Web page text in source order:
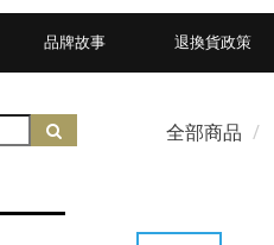
品牌故事 退換貨政策
全部商品